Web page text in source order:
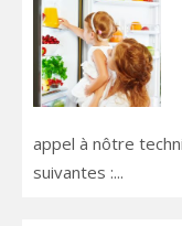
appel à nôtre
suivantes :...